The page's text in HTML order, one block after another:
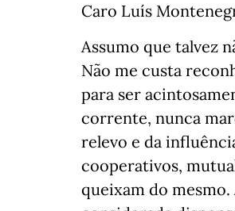
Caro Luís
Assumo que talvez
Não me custa
para ser
corrente, nunca
relevo e da
cooperativos,
queixam do